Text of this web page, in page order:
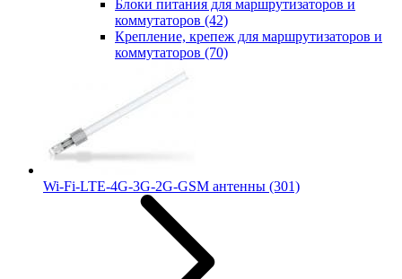
Блоки питания для маршрутизаторов и
коммутаторов (42)
Крепление, крепеж для маршрутизаторов и
коммутаторов (70)
Wi-Fi-LTE-4G-3G-2G-GSM антенны (301)